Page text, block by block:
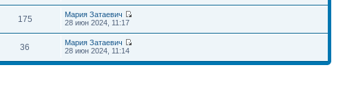
175
Мария Затаевич
28 июн 2024, 11:17
36
Мария Затаевич
28 июн 2024, 11:14